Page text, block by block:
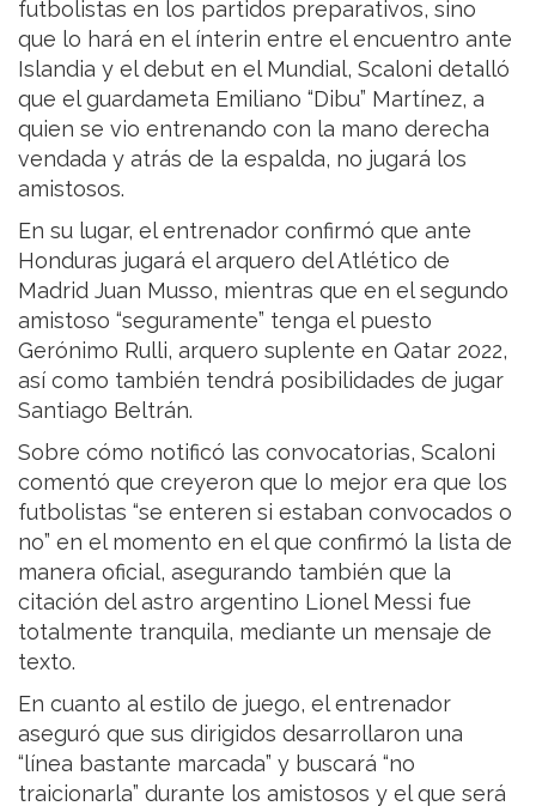
futbolistas en los partidos preparativos, sino
que lo hará en el ínterin entre el encuentro ante
Islandia y el debut en el Mundial, Scaloni detalló
que el guardameta Emiliano “Dibu” Martínez, a
quien se vio entrenando con la mano derecha
vendada y atrás de la espalda, no jugará los
amistosos.
En su lugar, el entrenador confirmó que ante
Honduras jugará el arquero del Atlético de
Madrid Juan Musso, mientras que en el segundo
amistoso “seguramente” tenga el puesto
Gerónimo Rulli, arquero suplente en Qatar 2022,
así como también tendrá posibilidades de jugar
Santiago Beltrán.
Sobre cómo notificó las convocatorias, Scaloni
comentó que creyeron que lo mejor era que los
futbolistas “se enteren si estaban convocados o
no” en el momento en el que confirmó la lista de
manera oficial, asegurando también que la
citación del astro argentino Lionel Messi fue
totalmente tranquila, mediante un mensaje de
texto.
En cuanto al estilo de juego, el entrenador
aseguró que sus dirigidos desarrollaron una
“línea bastante marcada” y buscará “no
traicionarla” durante los amistosos y el que será